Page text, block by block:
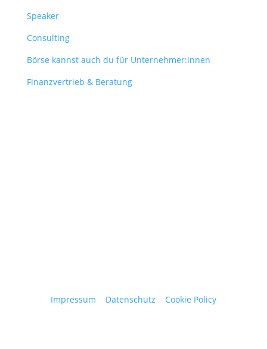
Speaker
Consulting
Börse kannst auch du für Unternehmer:innen
Finanzvertrieb & Beratung
Impressum Datenschutz Cookie Policy